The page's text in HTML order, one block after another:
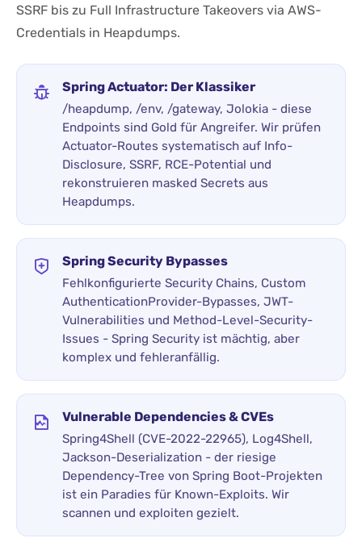
SSRF bis zu Full Infrastructure Takeovers via AWS-
Credentials in Heapdumps.
Spring Actuator: Der Klassiker
/heapdump, /env, /gateway, Jolokia - diese
Endpoints sind Gold für Angreifer. Wir prüfen
Actuator-Routes systematisch auf Info-
Disclosure, SSRF, RCE-Potential und
rekonstruieren masked Secrets aus
Heapdumps.
Spring Security Bypasses
Fehlkonfigurierte Security Chains, Custom
AuthenticationProvider-Bypasses, JWT-
Vulnerabilities und Method-Level-Security-
Issues - Spring Security ist mächtig, aber
komplex und fehleranfällig.
Vulnerable Dependencies & CVEs
Spring4Shell (CVE-2022-22965), Log4Shell,
Jackson-Deserialization - der riesige
Dependency-Tree von Spring Boot-Projekten
ist ein Paradies für Known-Exploits. Wir
scannen und exploiten gezielt.